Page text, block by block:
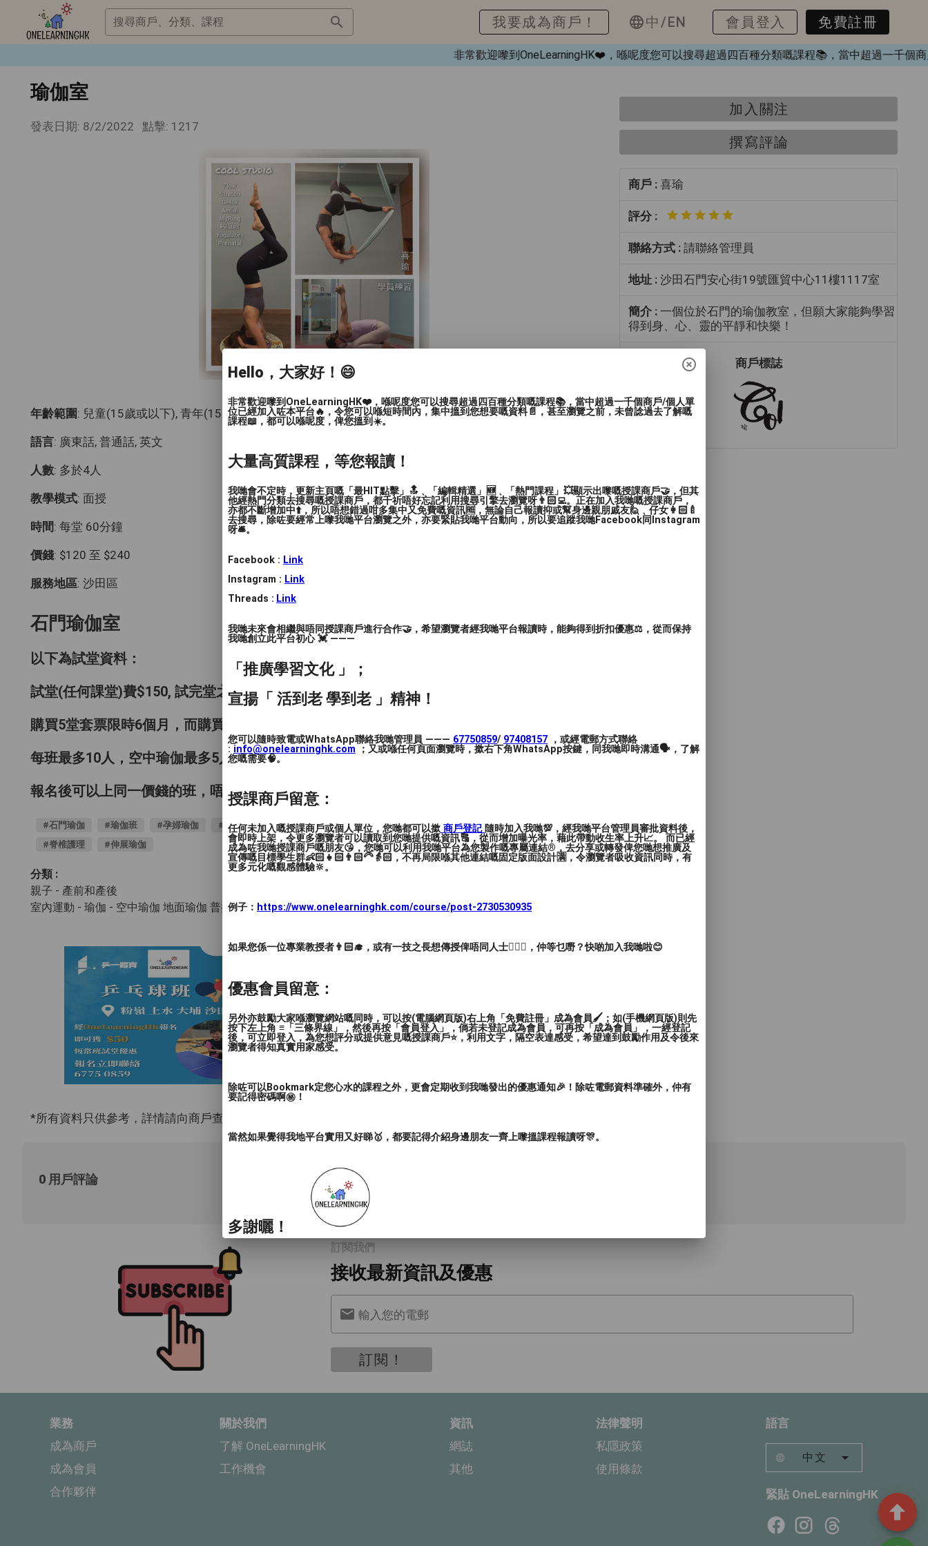
非常歡迎嚟到OneLearningHK❤️，喺呢度您可以搜尋超過四百種分類嘅課程📚，當中超過一千個商
搜尋商戶、分類、課程 我要成為商戶！ 中/EN 會員登入 免費註冊
瑜伽室
發表日期: 8/2/2022 點擊: 1217
年齡範圍: 兒童(15歲或以下), 青年(15-24歲), 成人(24-65歲), 長者(65歲或以上)
語言: 廣東話, 普通話, 英文
人數: 多於4人
教學模式: 面授
時間: 每堂 60分鐘
價錢: $120 至 $240
服務地區: 沙田區
石門瑜伽室
以下為試堂資料：
試堂(任何課堂)費$150, 試完堂之後報名5或10堂，可豁免試堂費(即係試堂免費)。
購買5堂套票限時6個月，而購買10堂套票限時12個月
每班最多10人，空中瑜伽最多5人
報名後可以上同一價錢的班，唔同價錢的每堂補差額
#石門瑜伽 #瑜伽班 #孕婦瑜伽 #排毒塑身瑜伽 #空中瑜伽 #陰及修復瑜伽 #瑜伽普拉提
#瑜伽輪
#脊椎護理
#伸展瑜伽
分類 :
親子 - 產前和產後
室內運動 - 瑜伽 - 空中瑜伽 地面瑜伽 普拉提
*所有資料只供參考，詳情請向商戶查詢。
加入關注
撰寫評論
商戶 : 喜瑜
評分 :
聯絡方式 : 請聯絡管理員
地址 : 沙田石門安心街19號匯貿中心11樓1117室
簡介 : 一個位於石門的瑜伽教室，但願大家能夠學習
得到身、心、靈的平靜和快樂！
商戶標誌
0 用戶評論
訂閱我們
接收最新資訊及優惠
輸入您的電郵
訂閱！
業務
成為商戶
成為會員
合作夥伴
關於我們
了解 OneLearningHK
工作機會
資訊
網誌
其他
法律聲明
私隱政策
使用條款
語言
中文
緊貼 OneLearningHK
Hello，大家好！😄
非常歡迎嚟到OneLearningHK❤️，喺呢度您可以搜尋超過四百種分類嘅課程📚，當中超過一千個商戶/個人單
位已經加入咗本平台🔥，令您可以喺短時間內，集中搵到您想要嘅資料📄，甚至瀏覽之前，未曾諗過去了解嘅
課程📖，都可以喺呢度，俾您搵到☀️。
大量高質課程，等您報讀！
我哋會不定時，更新主頁嘅「最HIT點擊」🔝﹑「編輯精選」🆕﹑「熱門課程」💥顯示出嚟嘅授課商戶🤝，但其
他經熱門分類去搜尋嘅授課商戶，都千祈唔好忘記利用搜尋引擎去瀏覽呀👨🏻‍💻。正在加入我哋嘅授課商戶，
亦都不斷增加中⬆️，所以唔想錯過咁多集中又免費嘅資訊🆓，無論自己報讀抑或幫身邊親朋戚友🙋﹑仔女👩🏻‍🍼
去搜尋，除咗要經常上嚟我哋平台瀏覽之外，亦要緊貼我哋平台動向，所以要追蹤我哋Facebook同Instagram
呀🛎️。
Facebook : Link
Instagram : Link
Threads : Link
我哋未來會相繼與唔同授課商戶進行合作🤝，希望瀏覽者經我哋平台報讀時，能夠得到折扣優惠⚖️，從而保持
我哋創立此平台初心 💓 ———
「推廣學習文化 」；
宣揚「 活到老 學到老 」精神！
您可以隨時致電或WhatsApp聯絡我哋管理員 ——— 67750859/ 97408157 ，或經電郵方式聯絡
: info@onelearninghk.com ；又或喺任何頁面瀏覽時，撳右下角WhatsApp按鍵，同我哋即時溝通🗣️，了解
您嘅需要🧠。
授課商戶留意：
任何未加入嘅授課商戶或個人單位，您哋都可以撳 商戶登記 隨時加入我哋💯，經我哋平台管理員審批資料後，
會即時上架，令更多瀏覽者可以讀取到您哋提供嘅資訊🔠，從而增加曝光率，藉此帶動收生率上升📈。 而已經
成為咗我哋授課商戶嘅朋友😘，您哋可以利用我哋平台為您製作嘅專屬連結®️，去分享或轉發俾您哋想推廣及
宣傳嘅目標學生群👶🏻👧🏻👨🏻‍🦳👵🏻，不再局限喺其他連結嘅固定版面設計🈵，令瀏覽者吸收資訊同時，有
更多元化嘅觀感體驗🔆。
例子： https://www.onelearninghk.com/course/post-2730530935
如果您係一位專業教授者👨🏻‍🎓，或有一技之長想傳授俾唔同人士🙋🏻‍♂️，仲等乜嘢？快啲加入我哋啦😊
優惠會員留意：
另外亦鼓勵大家喺瀏覽網站嘅同時，可以按(電腦網頁版)右上角「免費註冊」成為會員🖌️；如(手機網頁版)則先
按下左上角 ≡「三條界線」，然後再按「會員登入」，倘若未登記成為會員，可再按「成為會員」，一經登記
後，可立即登入，為您想評分或提供意見嘅授課商戶⭐️，利用文字，隔空表達感受，希望達到鼓勵作用及令後來
瀏覽者得知真實用家感受。
除咗可以Bookmark定您心水的課程之外，更會定期收到我哋發出的優惠通知🎉！除咗電郵資料準確外，仲有
要記得密碼啊㊙️！
當然如果覺得我地平台實用又好睇🥇，都要記得介紹身邊朋友一齊上嚟搵課程報讀呀🎊。
多謝曬！